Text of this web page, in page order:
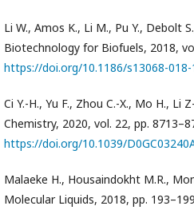
Li W., Amos K., Li M., Pu Y., Debolt
Biotechnology for Biofuels, 2018,
https://doi.org/10.1186/s13068-018-
Ci Y.-H., Yu F., Zhou C.-X., Mo H., Li
Chemistry, 2020, vol. 22, pp.
https://doi.org/10.1039/
Malaeke H., Housaindokht M.R.,
Molecular Liquids, 2018, pp.